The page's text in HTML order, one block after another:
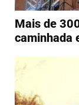
Mais de
caminhada